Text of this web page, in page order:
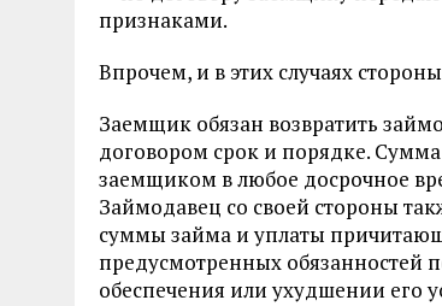
признаками.
Впрочем, и в этих случаях
Заемщик обязан возвратить
договором срок и порядке.
заемщиком в любое досрочное
Займодавец со своей стороны
суммы займа и уплаты
предусмотренных обязанностей
обеспечения или ухудшении его